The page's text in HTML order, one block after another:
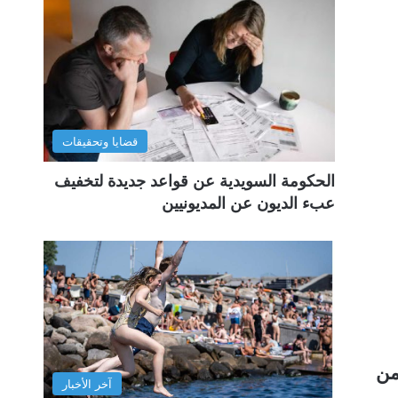
قضايا وتحقيقات
الحكومة السويدية عن قواعد جديدة لتخفيف
عبء الديون عن المديونيين
آخر الأخبار